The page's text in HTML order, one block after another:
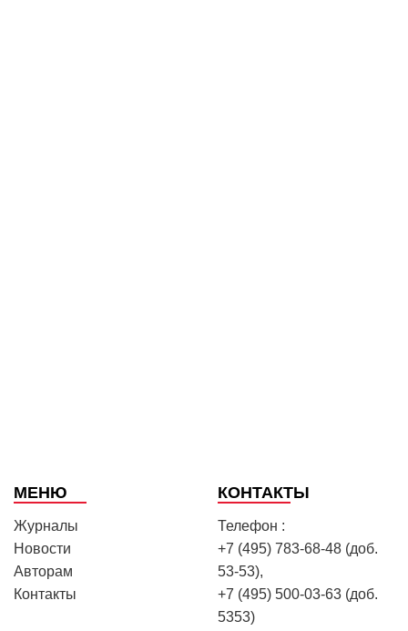
МЕНЮ
Журналы
Новости
Авторам
Контакты
КОНТАКТЫ
Телефон :
+7 (495) 783-68-48 (доб.
53-53),
+7 (495) 500-03-63 (доб.
5353)